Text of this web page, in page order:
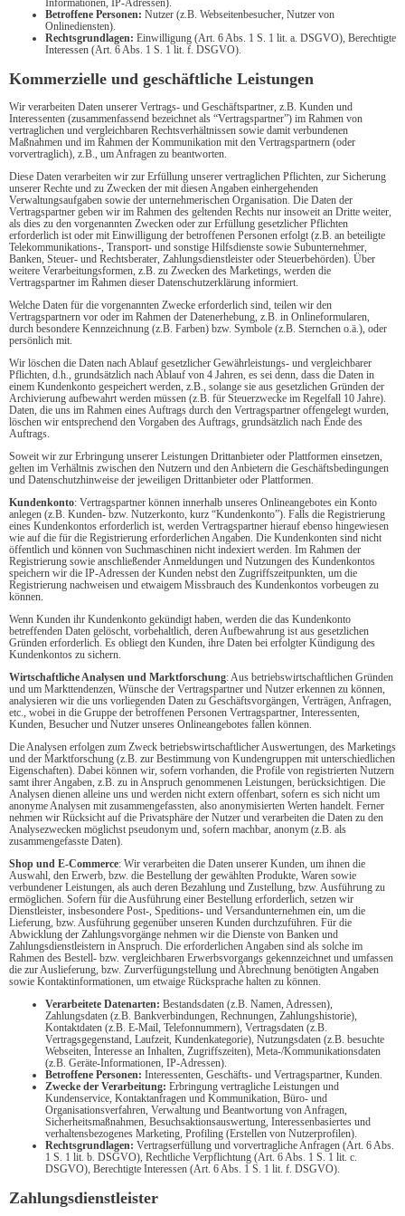
Informationen, IP-Adressen).
Betroffene Personen: Nutzer (z.B. Webseitenbesucher, Nutzer von
Onlinediensten).
Rechtsgrundlagen: Einwilligung (Art. 6 Abs. 1 S. 1 lit. a. DSGVO), Berechtigte
Interessen (Art. 6 Abs. 1 S. 1 lit. f. DSGVO).
Kommerzielle und geschäftliche Leistungen
Wir verarbeiten Daten unserer Vertrags- und Geschäftspartner, z.B. Kunden und
Interessenten (zusammenfassend bezeichnet als “Vertragspartner”) im Rahmen von
vertraglichen und vergleichbaren Rechtsverhältnissen sowie damit verbundenen
Maßnahmen und im Rahmen der Kommunikation mit den Vertragspartnern (oder
vorvertraglich), z.B., um Anfragen zu beantworten.
Diese Daten verarbeiten wir zur Erfüllung unserer vertraglichen Pflichten, zur Sicherung
unserer Rechte und zu Zwecken der mit diesen Angaben einhergehenden
Verwaltungsaufgaben sowie der unternehmerischen Organisation. Die Daten der
Vertragspartner geben wir im Rahmen des geltenden Rechts nur insoweit an Dritte weiter,
als dies zu den vorgenannten Zwecken oder zur Erfüllung gesetzlicher Pflichten
erforderlich ist oder mit Einwilligung der betroffenen Personen erfolgt (z.B. an beteiligte
Telekommunikations-, Transport- und sonstige Hilfsdienste sowie Subunternehmer,
Banken, Steuer- und Rechtsberater, Zahlungsdienstleister oder Steuerbehörden). Über
weitere Verarbeitungsformen, z.B. zu Zwecken des Marketings, werden die
Vertragspartner im Rahmen dieser Datenschutzerklärung informiert.
Welche Daten für die vorgenannten Zwecke erforderlich sind, teilen wir den
Vertragspartnern vor oder im Rahmen der Datenerhebung, z.B. in Onlineformularen,
durch besondere Kennzeichnung (z.B. Farben) bzw. Symbole (z.B. Sternchen o.ä.), oder
persönlich mit.
Wir löschen die Daten nach Ablauf gesetzlicher Gewährleistungs- und vergleichbarer
Pflichten, d.h., grundsätzlich nach Ablauf von 4 Jahren, es sei denn, dass die Daten in
einem Kundenkonto gespeichert werden, z.B., solange sie aus gesetzlichen Gründen der
Archivierung aufbewahrt werden müssen (z.B. für Steuerzwecke im Regelfall 10 Jahre).
Daten, die uns im Rahmen eines Auftrags durch den Vertragspartner offengelegt wurden,
löschen wir entsprechend den Vorgaben des Auftrags, grundsätzlich nach Ende des
Auftrags.
Soweit wir zur Erbringung unserer Leistungen Drittanbieter oder Plattformen einsetzen,
gelten im Verhältnis zwischen den Nutzern und den Anbietern die Geschäftsbedingungen
und Datenschutzhinweise der jeweiligen Drittanbieter oder Plattformen.
Kundenkonto: Vertragspartner können innerhalb unseres Onlineangebotes ein Konto
anlegen (z.B. Kunden- bzw. Nutzerkonto, kurz “Kundenkonto”). Falls die Registrierung
eines Kundenkontos erforderlich ist, werden Vertragspartner hierauf ebenso hingewiesen
wie auf die für die Registrierung erforderlichen Angaben. Die Kundenkonten sind nicht
öffentlich und können von Suchmaschinen nicht indexiert werden. Im Rahmen der
Registrierung sowie anschließender Anmeldungen und Nutzungen des Kundenkontos
speichern wir die IP-Adressen der Kunden nebst den Zugriffszeitpunkten, um die
Registrierung nachweisen und etwaigem Missbrauch des Kundenkontos vorbeugen zu
können.
Wenn Kunden ihr Kundenkonto gekündigt haben, werden die das Kundenkonto
betreffenden Daten gelöscht, vorbehaltlich, deren Aufbewahrung ist aus gesetzlichen
Gründen erforderlich. Es obliegt den Kunden, ihre Daten bei erfolgter Kündigung des
Kundenkontos zu sichern.
Wirtschaftliche Analysen und Marktforschung: Aus betriebswirtschaftlichen Gründen
und um Markttendenzen, Wünsche der Vertragspartner und Nutzer erkennen zu können,
analysieren wir die uns vorliegenden Daten zu Geschäftsvorgängen, Verträgen, Anfragen,
etc., wobei in die Gruppe der betroffenen Personen Vertragspartner, Interessenten,
Kunden, Besucher und Nutzer unseres Onlineangebotes fallen können.
Die Analysen erfolgen zum Zweck betriebswirtschaftlicher Auswertungen, des Marketings
und der Marktforschung (z.B. zur Bestimmung von Kundengruppen mit unterschiedlichen
Eigenschaften). Dabei können wir, sofern vorhanden, die Profile von registrierten Nutzern
samt ihrer Angaben, z.B. zu in Anspruch genommenen Leistungen, berücksichtigen. Die
Analysen dienen alleine uns und werden nicht extern offenbart, sofern es sich nicht um
anonyme Analysen mit zusammengefassten, also anonymisierten Werten handelt. Ferner
nehmen wir Rücksicht auf die Privatsphäre der Nutzer und verarbeiten die Daten zu den
Analysezwecken möglichst pseudonym und, sofern machbar, anonym (z.B. als
zusammengefasste Daten).
Shop und E-Commerce: Wir verarbeiten die Daten unserer Kunden, um ihnen die
Auswahl, den Erwerb, bzw. die Bestellung der gewählten Produkte, Waren sowie
verbundener Leistungen, als auch deren Bezahlung und Zustellung, bzw. Ausführung zu
ermöglichen. Sofern für die Ausführung einer Bestellung erforderlich, setzen wir
Dienstleister, insbesondere Post-, Speditions- und Versandunternehmen ein, um die
Lieferung, bzw. Ausführung gegenüber unseren Kunden durchzuführen. Für die
Abwicklung der Zahlungsvorgänge nehmen wir die Dienste von Banken und
Zahlungsdienstleistern in Anspruch. Die erforderlichen Angaben sind als solche im
Rahmen des Bestell- bzw. vergleichbaren Erwerbsvorgangs gekennzeichnet und umfassen
die zur Auslieferung, bzw. Zurverfügungstellung und Abrechnung benötigten Angaben
sowie Kontaktinformationen, um etwaige Rücksprache halten zu können.
Verarbeitete Datenarten: Bestandsdaten (z.B. Namen, Adressen),
Zahlungsdaten (z.B. Bankverbindungen, Rechnungen, Zahlungshistorie),
Kontaktdaten (z.B. E-Mail, Telefonnummern), Vertragsdaten (z.B.
Vertragsgegenstand, Laufzeit, Kundenkategorie), Nutzungsdaten (z.B. besuchte
Webseiten, Interesse an Inhalten, Zugriffszeiten), Meta-/Kommunikationsdaten
(z.B. Geräte-Informationen, IP-Adressen).
Betroffene Personen: Interessenten, Geschäfts- und Vertragspartner, Kunden.
Zwecke der Verarbeitung: Erbringung vertragliche Leistungen und
Kundenservice, Kontaktanfragen und Kommunikation, Büro- und
Organisationsverfahren, Verwaltung und Beantwortung von Anfragen,
Sicherheitsmaßnahmen, Besuchsaktionsauswertung, Interessenbasiertes und
verhaltensbezogenes Marketing, Profiling (Erstellen von Nutzerprofilen).
Rechtsgrundlagen: Vertragserfüllung und vorvertragliche Anfragen (Art. 6 Abs.
1 S. 1 lit. b. DSGVO), Rechtliche Verpflichtung (Art. 6 Abs. 1 S. 1 lit. c.
DSGVO), Berechtigte Interessen (Art. 6 Abs. 1 S. 1 lit. f. DSGVO).
Zahlungsdienstleister